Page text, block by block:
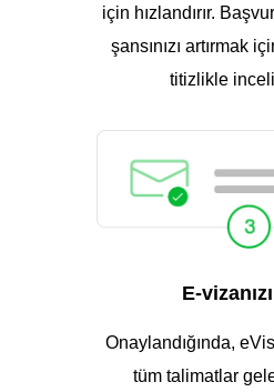
için hızlandırır.
şansınızı artırmak
titizlikle
E-
Onaylandığında,
tüm talimatlar